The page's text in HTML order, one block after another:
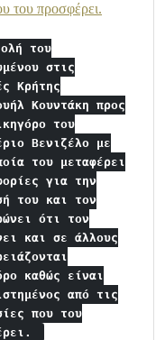
του προσφέρει.
του
στις
Κρήτης
Κουντάκη προς
του
Βενιζέλο με
του μεταφέρει
για την
του και τον
ότι τον
και σε άλλους
καθώς είναι
από τις
που του